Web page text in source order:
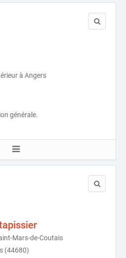
à Angers
générale.
Mars-de-Coutais
(44680)